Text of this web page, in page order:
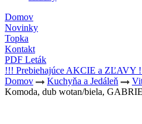
Domov
Novinky
Topka
Kontakt
PDF Leták
!!! Prebiehajúce AKCIE a ZĽAVY
Domov
Kuchyňa a Jedáleň
Komoda, dub wotan/biela,